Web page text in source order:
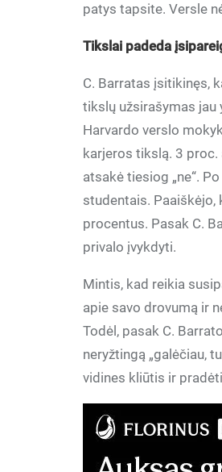
patys tapsite. Versle
Tikslai padeda
C. Barratas įsitikinęs,
tikslų užsirašymas jau
Harvardo verslo
karjeros tikslą. 3
atsakė tiesiog „ne“.
studentais. Paaiškėjo,
procentus. Pasak C.
privalo įvykdyti.
Mintis, kad reikia
apie savo drovumą ir
Todėl, pasak C.
neryžtingą „galėčiau,
vidines kliūtis ir